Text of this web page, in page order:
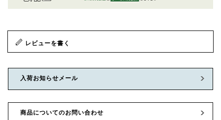
レビューを書く
入荷お知らせメール
商品についてのお問い合わせ